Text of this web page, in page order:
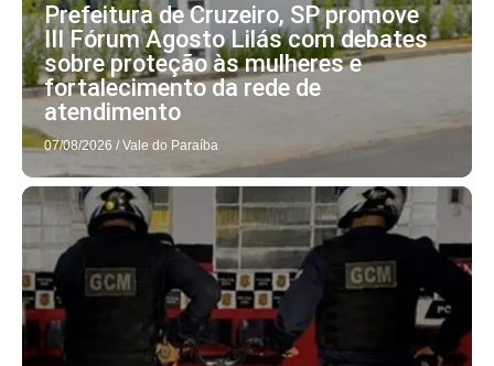
Prefeitura de Cruzeiro, SP promove
III Fórum Agosto Lilás com debates
sobre proteção às mulheres e
fortalecimento da rede de
atendimento
07/08/2026 / Vale do Paraíba